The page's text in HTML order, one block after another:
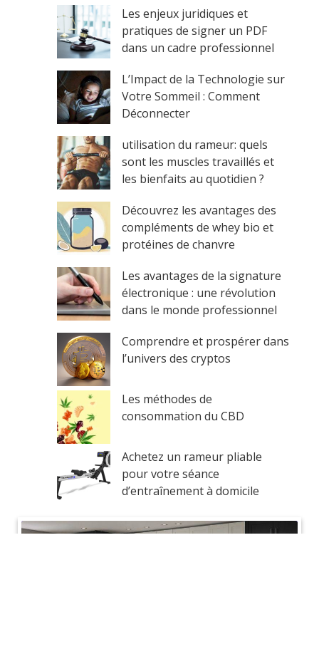
Les enjeux juridiques et
pratiques de signer un PDF
dans un cadre professionnel
L’Impact de la Technologie sur
Votre Sommeil : Comment
Déconnecter
utilisation du rameur: quels
sont les muscles travaillés et
les bienfaits au quotidien ?
Découvrez les avantages des
compléments de whey bio et
protéines de chanvre
Les avantages de la signature
électronique : une révolution
dans le monde professionnel
Comprendre et prospérer dans
l’univers des cryptos
Les méthodes de
consommation du CBD
Achetez un rameur pliable
pour votre séance
d’entraînement à domicile